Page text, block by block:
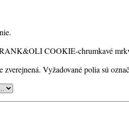
COOKIE-chrumkavé
zverejnená. Vyžadované polia sú